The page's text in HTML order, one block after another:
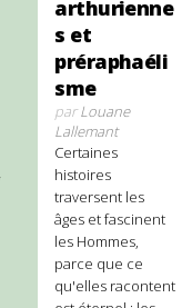
arthurienne
s et
préraphaéli
sme
parLouane
Lallemant
Certaines
histoires
traversent les
âges et fascinent
les Hommes,
parce que ce
qu'elles racontent